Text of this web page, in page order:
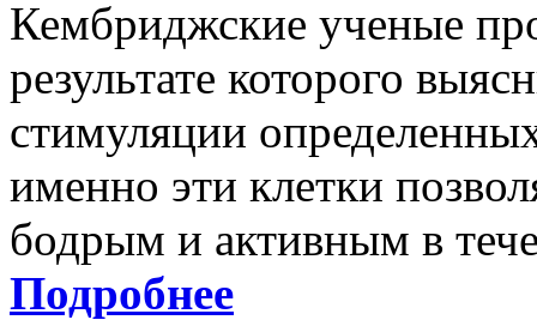
Кембриджские ученые
результате которого
стимуляции
именно эти клетки
бодрым и активным в
Подробнее